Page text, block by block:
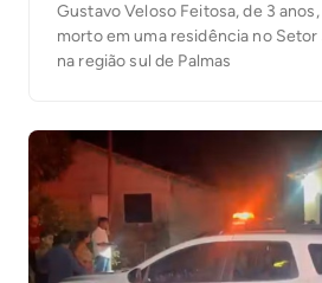
Gustavo Veloso Feitosa, de 3
morto em uma residência no
na região sul de Palmas